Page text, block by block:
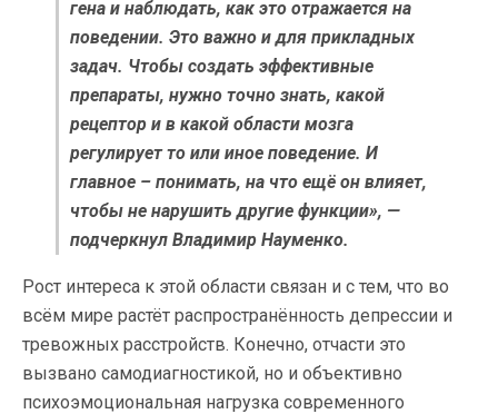
гена и наблюдать, как это отражается на
поведении. Это важно и для прикладных
задач. Чтобы создать эффективные
препараты, нужно точно знать, какой
рецептор и в какой области мозга
регулирует то или иное поведение. И
главное – понимать, на что ещё он влияет,
чтобы не нарушить другие функции», —
подчеркнул Владимир Науменко.
Рост интереса к этой области связан и с тем, что во
всём мире растёт распространённость депрессии и
тревожных расстройств. Конечно, отчасти это
вызвано самодиагностикой, но и объективно
психоэмоциональная нагрузка современного